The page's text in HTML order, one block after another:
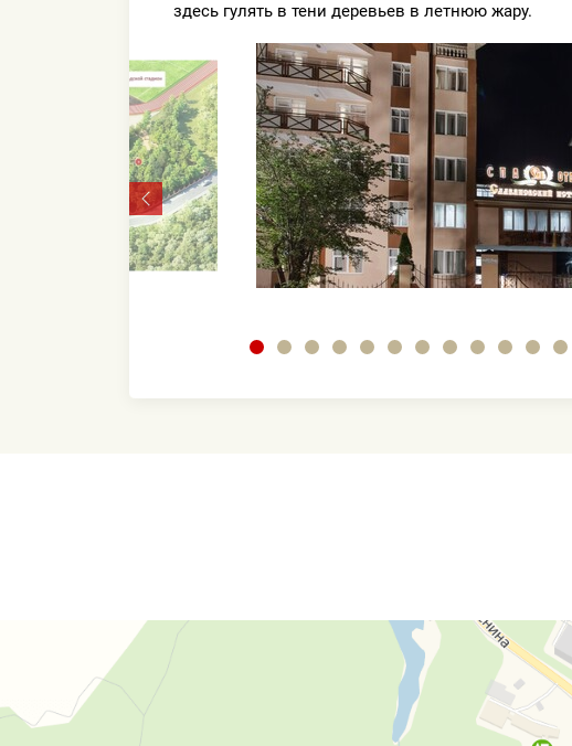
здесь гулять в тени деревьев в летнюю жару.